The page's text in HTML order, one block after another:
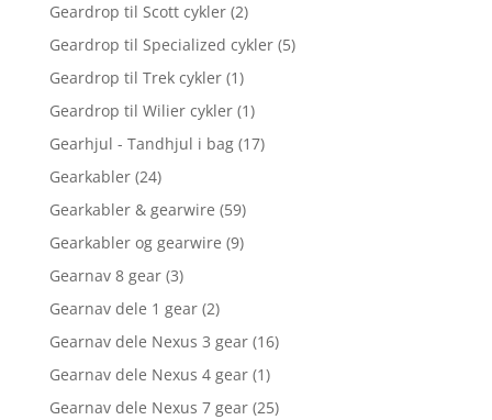
Geardrop til Scott cykler (2)
Geardrop til Specialized cykler (5)
Geardrop til Trek cykler (1)
Geardrop til Wilier cykler (1)
Gearhjul - Tandhjul i bag (17)
Gearkabler (24)
Gearkabler & gearwire (59)
Gearkabler og gearwire (9)
Gearnav 8 gear (3)
Gearnav dele 1 gear (2)
Gearnav dele Nexus 3 gear (16)
Gearnav dele Nexus 4 gear (1)
Gearnav dele Nexus 7 gear (25)